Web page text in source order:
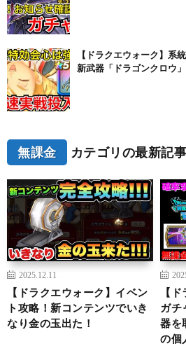
【ドラクエウォーク】系
新武器「ドラゴンクロウ
無課金 カテゴリの最新記事
2025.12.11
【ドラクエウォーク】イベン
ト攻略！新コンテンツでいき
なり金の玉出た！
【
ガチ
器を
の個